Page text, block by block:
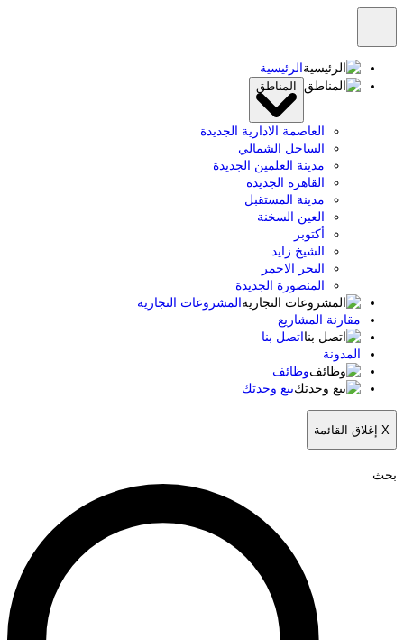
تخطى
المحتوى
الرئيسية
المناطق
العاصمة الادارية الجديدة
الساحل الشمالي
مدينة العلمين الجديدة
القاهرة الجديدة
مدينة المستقبل
العين السخنة
أكتوبر
الشيخ زايد
البحر الاحمر
المنصورة الجديدة
المشروعات التجارية
مقارنة المشاريع
اتصل بنا
المدونة
وظائف
بيع وحدتك
X إغلاق القائمة
بحث